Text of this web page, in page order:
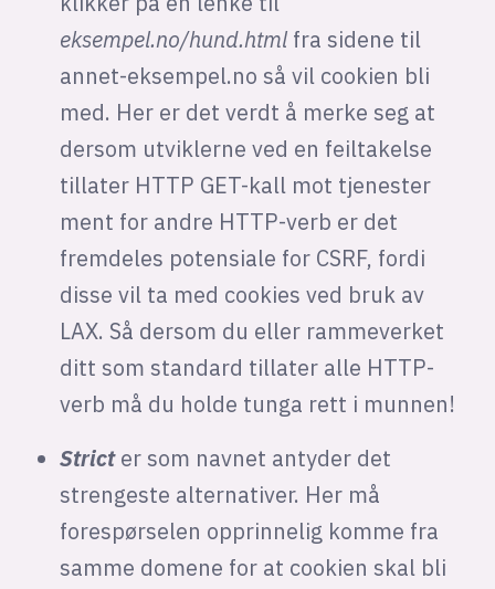
eksempel.no/hund.htmlfra sidene til
annet-eksempel.no så vil cookien bli
med. Her er det verdt å merke seg at
dersom utviklerne ved en feiltakelse
tillater HTTP GET-kall mot tjenester
ment for andre HTTP-verb er det
fremdeles potensiale for CSRF, fordi
disse vil ta med cookies ved bruk av
LAX. Så dersom du eller rammeverket
ditt som standard tillater alle HTTP-
verb må du holde tunga rett i munnen!
Stricter som navnet antyder det
strengeste alternativer. Her må
forespørselen opprinnelig komme fra
samme domene for at cookien skal bli